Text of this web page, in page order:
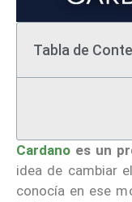
Tabla de
Cardano es un
idea de cambiar
conocía en ese